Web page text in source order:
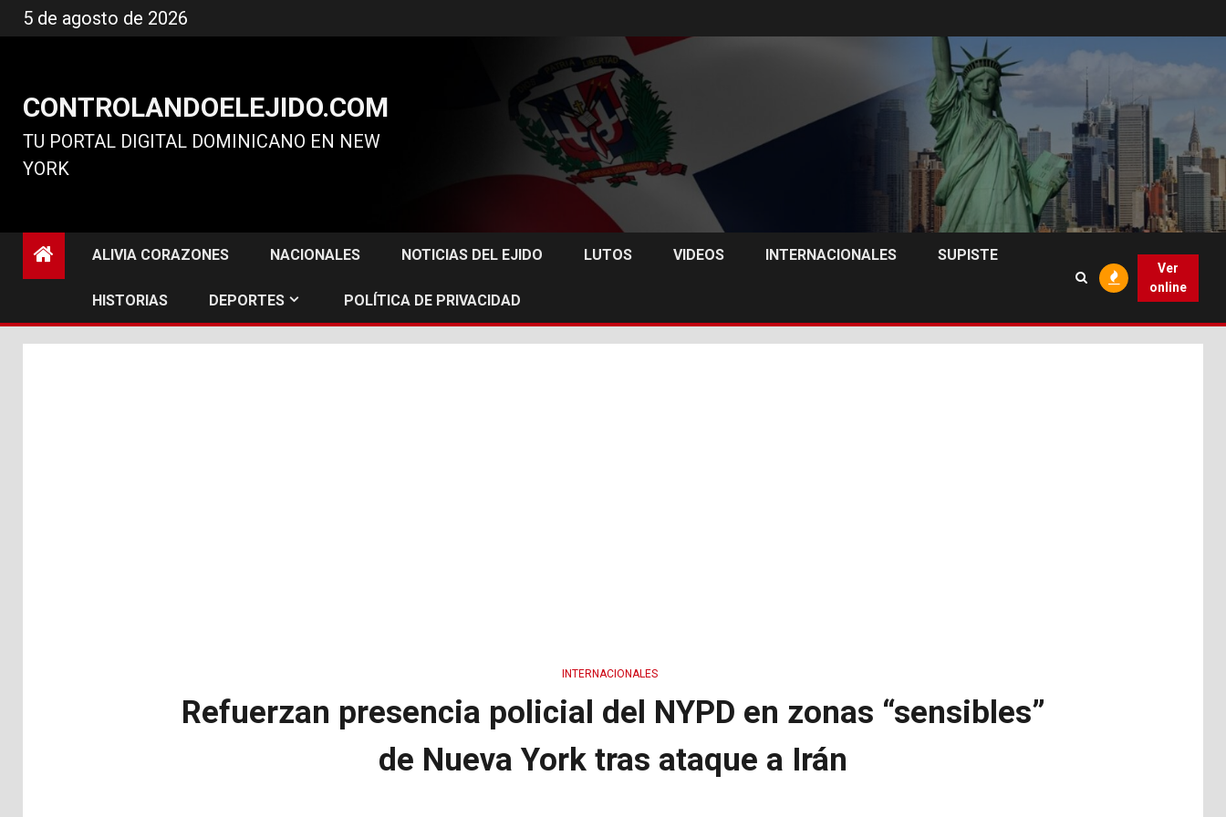
al
5 de agosto de 2026
CONTROLANDOELEJIDO.COM
TU PORTAL DIGITAL DOMINICANO EN NEW
YORK
ALIVIA CORAZONES NACIONALES NOTICIAS DEL EJIDO LUTOS VIDEOS INTERNACIONALES SUPISTE
HISTORIAS DEPORTES POLÍTICA DE PRIVACIDAD
Ver
online
INTERNACIONALES
Refuerzan presencia policial del NYPD en zonas “sensibles”
de Nueva York tras ataque a Irán